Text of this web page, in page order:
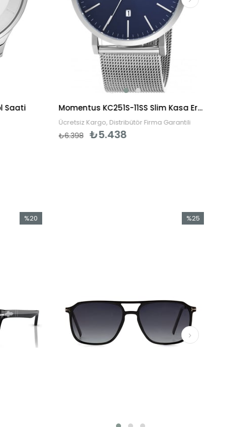
Saati Momentus KC251S-11SS Slim Kasa Erkek Kol Saati
Ücretsiz Kargo, Distribütör Firma Garantili
₺5.438
₺6.398
%20
%25